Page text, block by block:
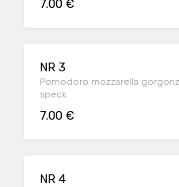
7.00 €
NR 3
Pomodoro mozzarella
speck
7.00 €
NR 4